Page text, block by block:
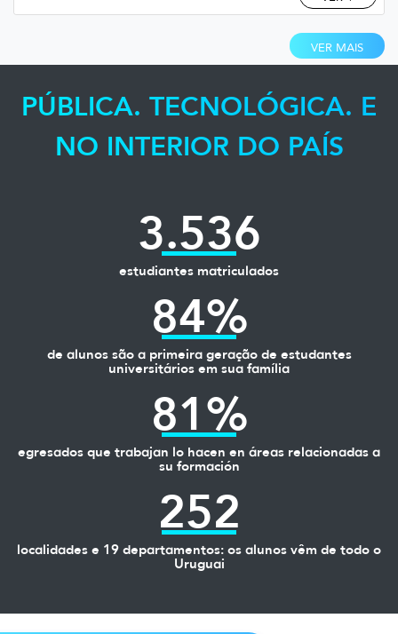
VER MAIS
PÚBLICA. TECNOLÓGICA. E
NO INTERIOR DO PAÍS
3.536
estudiantes matriculados
84%
de alunos são a primeira geração de estudantes
universitários em sua família
81%
egresados que trabajan lo hacen en áreas relacionadas a
su formación
252
localidades e 19 departamentos: os alunos vêm de todo o
Uruguai